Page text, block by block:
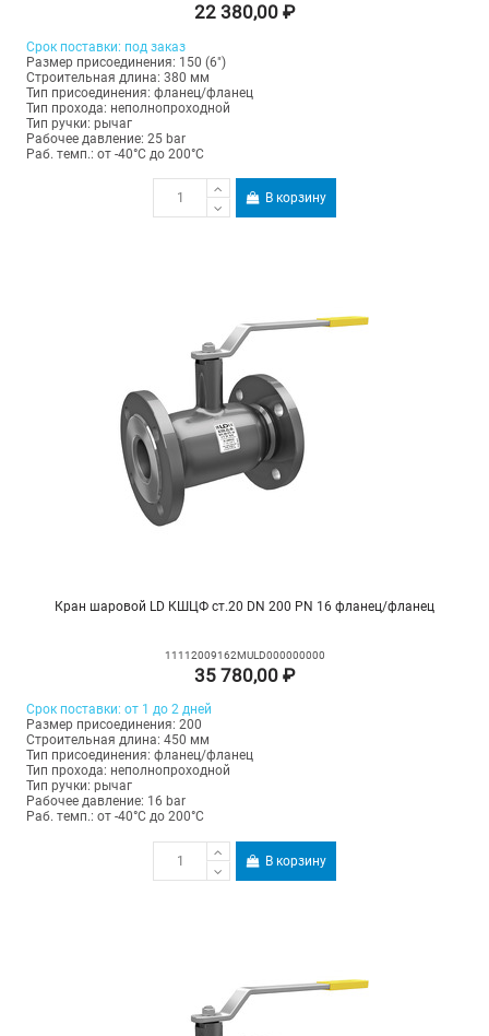
22 380,00 ₽
Срок поставки: под заказ
Размер присоединения: 150 (6")
Строительная длина: 380 мм
Тип присоединения: фланец/фланец
Тип прохода: неполнопроходной
Тип ручки: рычаг
Рабочее давление: 25 bar
Раб. темп.: от -40°C до 200°C
В корзину
Кран шаровой LD КШЦФ ст.20 DN 200 PN 16 фланец/фланец
11112009162MULD000000000
35 780,00 ₽
Срок поставки: от 1 до 2 дней
Размер присоединения: 200
Строительная длина: 450 мм
Тип присоединения: фланец/фланец
Тип прохода: неполнопроходной
Тип ручки: рычаг
Рабочее давление: 16 bar
Раб. темп.: от -40°C до 200°C
В корзину